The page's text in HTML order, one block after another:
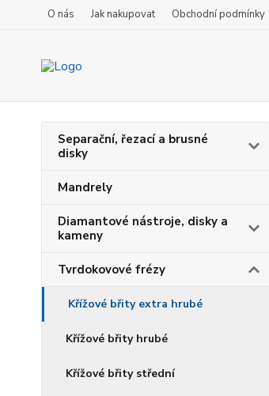
O nás Jak nakupovat Obchodní podmínky
Separační, řezací a brusné
disky
Mandrely
Diamantové nástroje, disky a
kameny
Tvrdokovové frézy
Křížové břity extra hrubé
Křížové břity hrubé
Křížové břity střední